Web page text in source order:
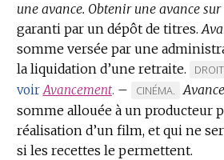
une avance. Obtenir une avance sur
garanti par un dépôt de titres.
somme versée par une
la liquidation d’une retraite.
DE
:
voirAvancement. –
MARQUE
DE
DOMAINE
:
CINÉMA.
somme allouée à un producteur
réalisation d’un film, et qui ne
si les recettes le permettent.